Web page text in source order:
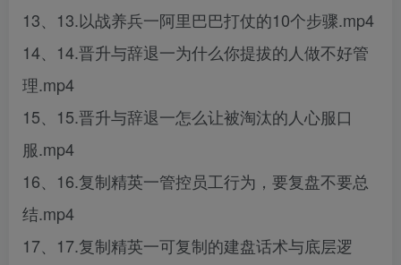
13、13.以战养兵一阿里巴巴打仗的10个步骤.mp4
14、14.晋升与辞退一为什么你提拔的人做不好管
理.mp4
15、15.晋升与辞退一怎么让被淘汰的人心服口
服.mp4
16、16.复制精英一管控员工行为，要复盘不要总
结.mp4
17、17.复制精英一可复制的建盘话术与底层逻